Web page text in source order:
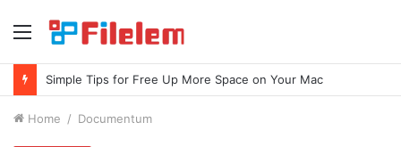
Index
Simple Tips for Free Up More Space on Your Mac
Home / Documentum